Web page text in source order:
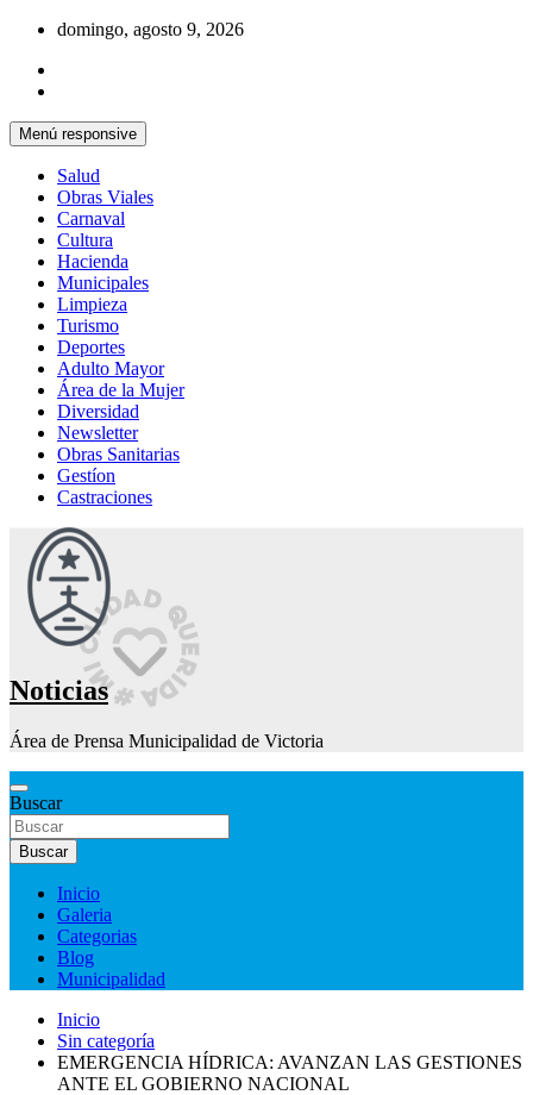
Saltar
contenido
domingo, agosto 9, 2026
Menú responsive
Salud
Obras Viales
Carnaval
Cultura
Hacienda
Municipales
Limpieza
Turismo
Deportes
Adulto Mayor
Área de la Mujer
Diversidad
Newsletter
Obras Sanitarias
Gestíon
Castraciones
Noticias
Área de Prensa Municipalidad de Victoria
Buscar
Buscar
Inicio
Galeria
Categorias
Blog
Municipalidad
Inicio
Sin categoría
EMERGENCIA HÍDRICA: AVANZAN LAS GESTIONES
ANTE EL GOBIERNO NACIONAL